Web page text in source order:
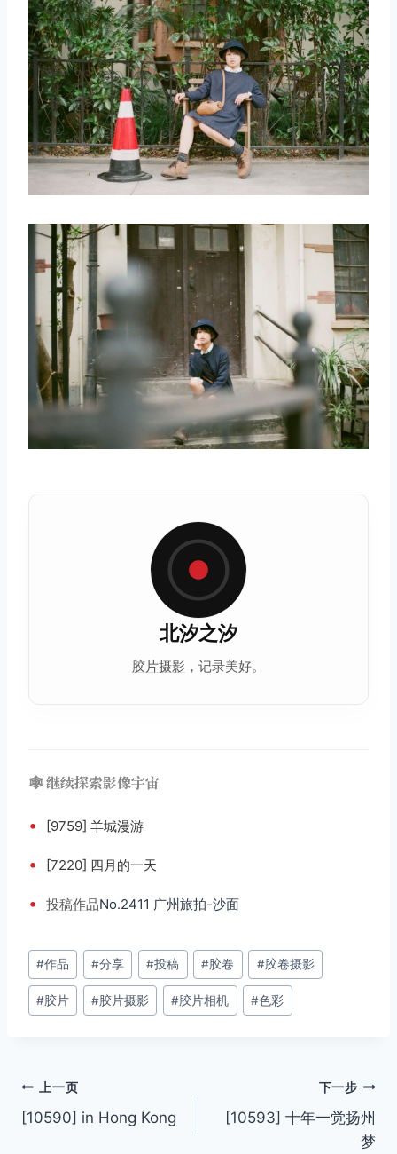
北汐之汐
胶片摄影 ，记录美好。
🕸️ 继续探索影像宇宙
• [9759] 羊城漫游
• [7220] 四月的一天
• 投稿作品No.2411 广州旅拍-沙面
文
章
标
#作品 #分享 #投稿 #胶卷 #胶卷摄影
#胶片 #胶片摄影 #胶片相机 #色彩
文
章
上一页
[10590] in Hong Kong
下一步
[10593] 十年一觉扬州
梦